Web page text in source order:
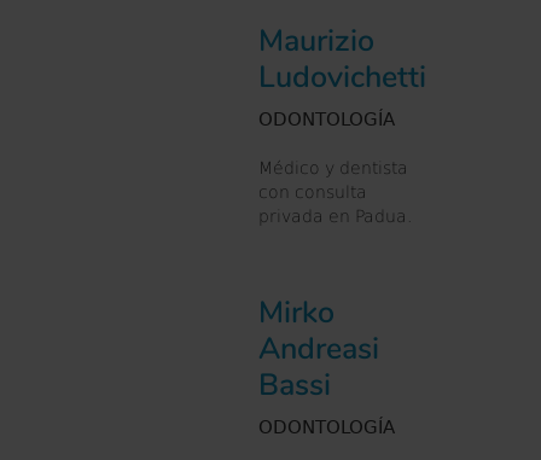
Maurizio
Ludovichetti
ODONTOLOGÍA
Médico y dentista
con consulta
privada en Padua.
Mirko
Andreasi
Bassi
ODONTOLOGÍA